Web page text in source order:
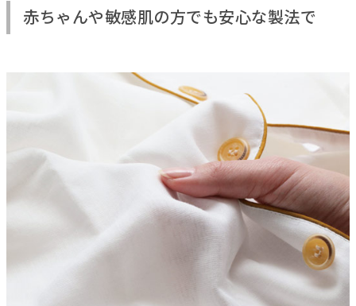
赤ちゃんや敏感肌の方でも安心な製法で